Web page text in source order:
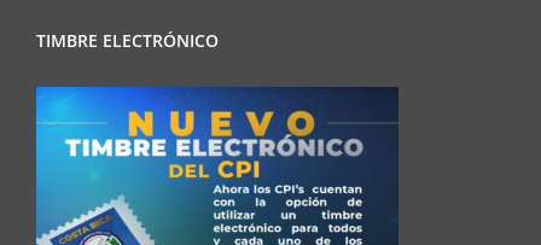
TIMBRE ELECTRÓNICO